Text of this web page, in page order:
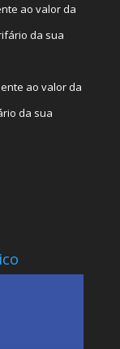
ao valor da
da sua
ao valor da
da sua